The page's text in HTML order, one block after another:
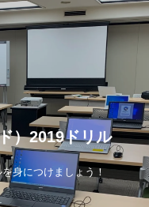
）2019ドリル
身につけましょう！